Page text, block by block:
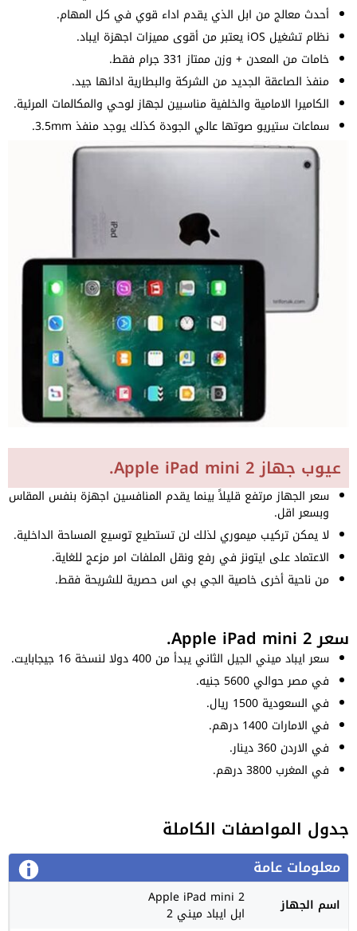
أحدث معالج من ابل الذي يقدم اداء قوي في كل المهام.
نظام تشغيل iOS يعتبر من أقوى مميزات اجهزة ايباد.
خامات من المعدن + وزن ممتاز 331 جرام فقط.
منفذ الصاعقة الجديد من الشركة والبطارية ادائها جيد.
الكاميرا الامامية والخلفية مناسبين لجهاز لوحي والمكالمات المرئية.
سماعات ستيريو صوتها عالي الجودة كذلك يوجد منفذ 3.5mm.
عيوب جهاز Apple iPad mini 2.
سعر الجهاز مرتفع قليلاً بينما يقدم المنافسين اجهزة بنفس المقاس
وبسعر اقل.
لا يمكن تركيب ميموري لذلك لن تستطيع توسيع المساحة الداخلية.
الاعتماد على ايتونز في رفع ونقل الملفات امر مزعج للغاية.
من ناحية أخرى خاصية الجي بي اس حصرية للشريحة فقط.
سعر Apple iPad mini 2.
سعر ايباد ميني الجيل الثاني يبدأ من 400 دولا لنسخة 16 جيجابايت.
في مصر حوالي 5600 جنيه.
في السعودية 1500 ريال.
في الامارات 1400 درهم.
في الاردن 360 دينار.
في المغرب 3800 درهم.
جدول المواصفات الكاملة
معلومات عامة
اسم الجهاز Apple iPad mini 2
ابل ايباد ميني 2